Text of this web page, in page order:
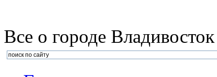
Все о городе Владивосток